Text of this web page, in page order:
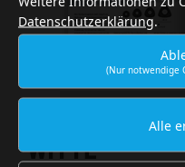
Produkt im
WITTE
Datenschutzerklärung.
(Nur notwendige
Alle